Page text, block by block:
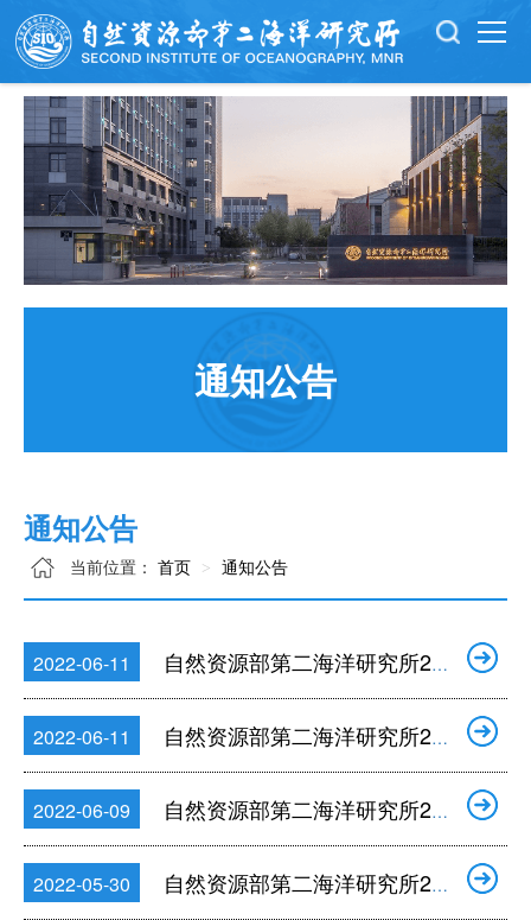
通知公告
通知公告
当前位置： 首页 通知公告
2022-06-11 自然资源部第二海洋研究所2022年度公开招聘应届毕业生和在职人员（第二批）资格审查结果...
2022-06-11 自然资源部第二海洋研究所2022年度公开招聘应届毕业生和在职人员（第二批）笔试公告
2022-06-09 自然资源部第二海洋研究所2022年公开招聘应届毕业生考察对象递补名单公告
2022-05-30 自然资源部第二海洋研究所2022年度公开招聘应届毕业生公告（第二批）